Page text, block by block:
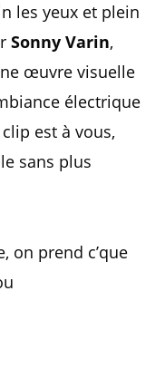
les yeux et plein
Sonny Varin,
œuvre visuelle
électrique
est à vous,
sans plus
on prend c’que